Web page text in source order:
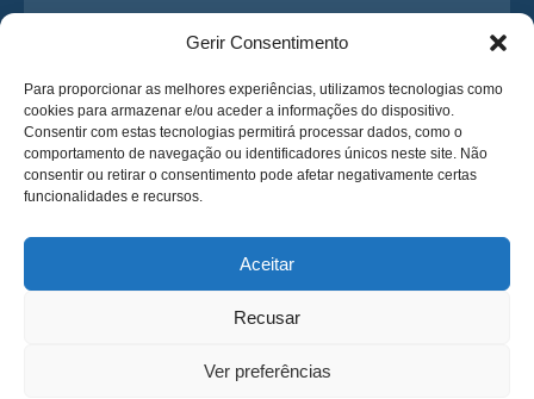
Gerir Consentimento
Para proporcionar as melhores experiências, utilizamos tecnologias como
cookies para armazenar e/ou aceder a informações do dispositivo.
Consentir com estas tecnologias permitirá processar dados, como o
comportamento de navegação ou identificadores únicos neste site. Não
consentir ou retirar o consentimento pode afetar negativamente certas
funcionalidades e recursos.
Aceitar
Recusar
Ver preferências
Li e concordo com a
Obtenha um Orçamento
Obtenha um Orçamento